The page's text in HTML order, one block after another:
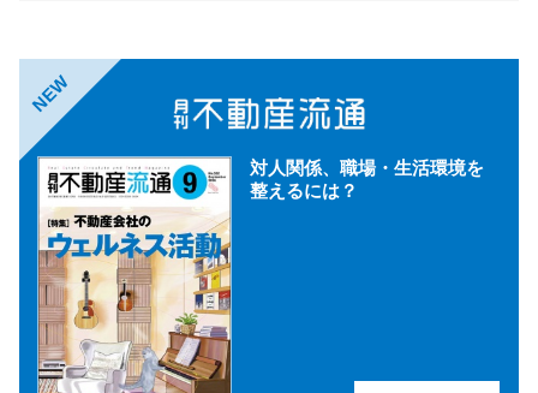
NEW
対人関係、職場・生活環境を
整えるには？